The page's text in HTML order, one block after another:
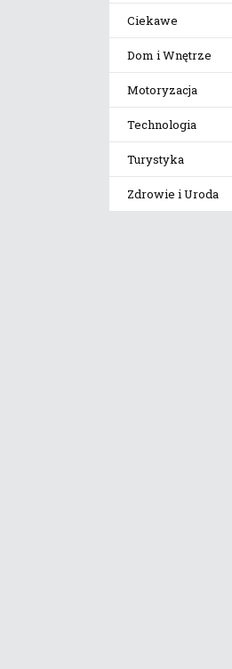
Ciekawe
Dom i Wnętrze
Motoryzacja
Technologia
Turystyka
Zdrowie i Uroda